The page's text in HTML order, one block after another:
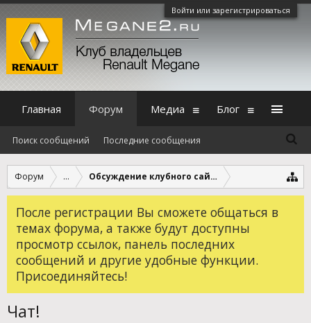
Войти или зарегистрироваться
Форум ... Обсуждение клубного сайта и форумов
После регистрации Вы сможете общаться в
темах форума, а также будут доступны
просмотр ссылок, панель последних
сообщений и другие удобные функции.
Присоединяйтесь!
Чат!
Главная Форум
Поиск сообщений Последние сообщения
Медиа Блог